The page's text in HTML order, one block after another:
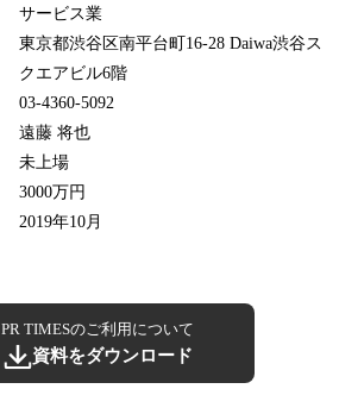
サービス業
東京都渋谷区南平台町16-28 Daiwa渋谷ス
クエアビル6階
03-4360-5092
遠藤 将也
未上場
3000万円
2019年10月
PR TIMESのご利用について
資料をダウンロード